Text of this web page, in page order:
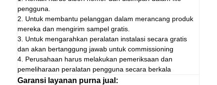
pengguna.
2. Untuk membantu pelanggan dalam merancang produk
mereka dan mengirim sampel gratis.
3. Untuk mengarahkan peralatan instalasi secara gratis
dan akan bertanggung jawab untuk commissioning
4. Perusahaan harus melakukan pemeriksaan dan
pemeliharaan peralatan pengguna secara berkala
Garansi layanan purna jual: